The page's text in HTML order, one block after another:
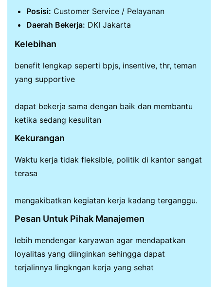
Posisi: Customer Service / Pelayanan
Daerah Bekerja: DKI Jakarta
Kelebihan
benefit lengkap seperti bpjs, insentive, thr, teman
yang supportive
dapat bekerja sama dengan baik dan membantu
ketika sedang kesulitan
Kekurangan
Waktu kerja tidak fleksible, politik di kantor sangat
terasa
mengakibatkan kegiatan kerja kadang terganggu.
Pesan Untuk Pihak Manajemen
lebih mendengar karyawan agar mendapatkan
loyalitas yang diinginkan sehingga dapat
terjalinnya lingkngan kerja yang sehat